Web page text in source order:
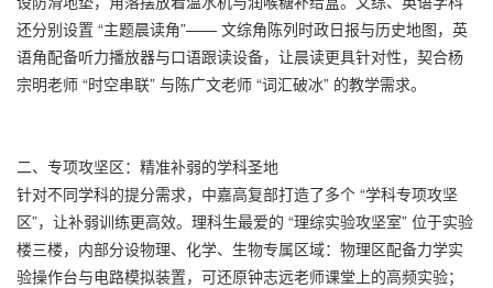
还分别设置 “主题晨读角”—— 文综角陈列时政日报与历史地图，英
语角配备听力播放器与口语跟读设备，让晨读更具针对性，契合杨
宗明老师 “时空串联” 与陈广文老师 “词汇破冰” 的教学需求。​
二、专项攻坚区：精准补弱的学科圣地​
针对不同学科的提分需求，中嘉高复部打造了多个 “学科专项攻坚
区”，让补弱训练更高效。理科生最爱的 “理综实验攻坚室” 位于实验
楼三楼，内部分设物理、化学、生物专属区域：物理区配备力学实
验操作台与电路模拟装置，可还原钟志远老师课堂上的高频实验；